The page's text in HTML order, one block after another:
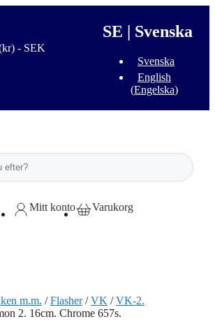
- SEK
SE | Svenska
Svenska
English
(Engelska)
Sök
Mitt konto Varukorg
m.m. /Flasher/VK /VK-2.
2. 16cm. Chrome 657s.